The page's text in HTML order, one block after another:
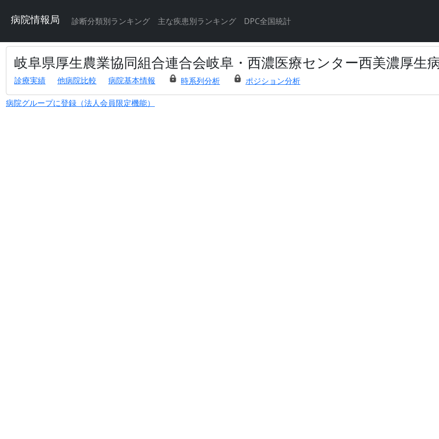
病院情報局 診断分類別ランキング 主な疾患別ランキング DPC全国統計
岐阜県厚生農業協同組合連合会岐阜・西濃医療センター西美濃厚生
診療実績 他病院比較 病院基本情報 時系列分析 ポジション分析
病院グループに登録（法人会員限定機能）